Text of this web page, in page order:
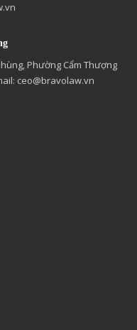
Phường Cẩm Thượng
ceo@bravolaw.vn